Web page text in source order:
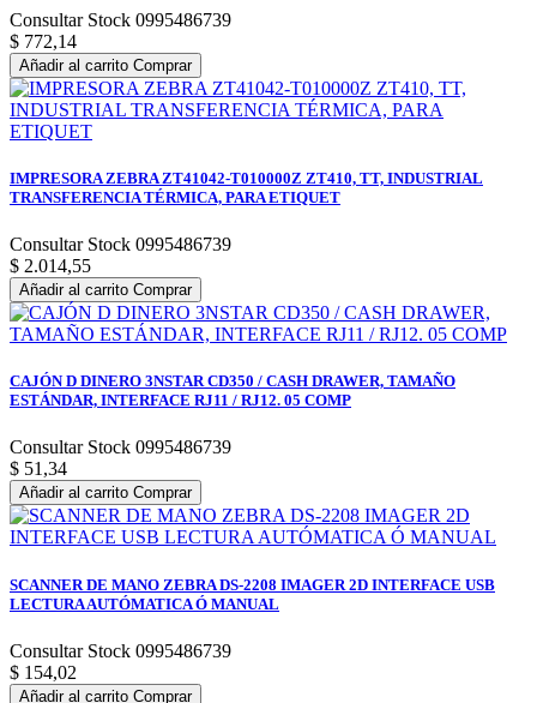
Consultar Stock 0995486739
$ 772,14
Añadir al carrito Comprar
IMPRESORA ZEBRA ZT41042-T010000Z ZT410, TT, INDUSTRIAL
TRANSFERENCIA TÉRMICA, PARA ETIQUET
Consultar Stock 0995486739
$ 2.014,55
Añadir al carrito Comprar
CAJÓN D DINERO 3NSTAR CD350 / CASH DRAWER, TAMAÑO
ESTÁNDAR, INTERFACE RJ11 / RJ12. 05 COMP
Consultar Stock 0995486739
$ 51,34
Añadir al carrito Comprar
SCANNER DE MANO ZEBRA DS-2208 IMAGER 2D INTERFACE USB
LECTURA AUTÓMATICA Ó MANUAL
Consultar Stock 0995486739
$ 154,02
Añadir al carrito Comprar